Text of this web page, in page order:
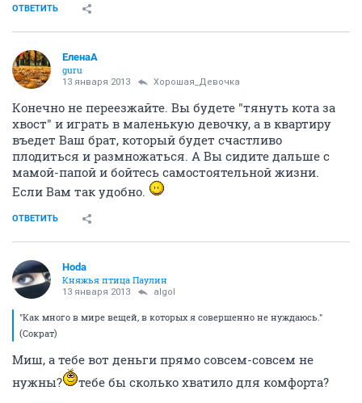
ОТВЕТИТЬ
ЕленаА
guru
13 января 2013 Хорошая_Девочка
Конечно не переезжайте. Вы будете "тянуть кота за
хвост" и играть в маленькую девочку, а в квартиру
въедет Ваш брат, который будет счастливо
плодиться и размножаться. А Вы сидите дальше с
мамой-папой и бойтесь самостоятельной жизни.
Если Вам так удобно.
ОТВЕТИТЬ
Hoda
Княжья птица Паулин
13 января 2013 algol
"Как много в мире вещей, в которых я совершенно не нуждаюсь."
(Сократ)
Миш, а тебе вот деньги прямо совсем-совсем не
нужны?
тебе бы сколько хватило для комфорта?